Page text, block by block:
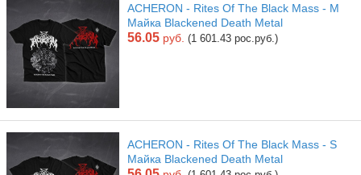
ACHERON - Rites Of The Black Mass - M
Майка Blackened Death Metal
56.05 руб. (1 601.43 рос.руб.)
ACHERON - Rites Of The Black Mass - S
Майка Blackened Death Metal